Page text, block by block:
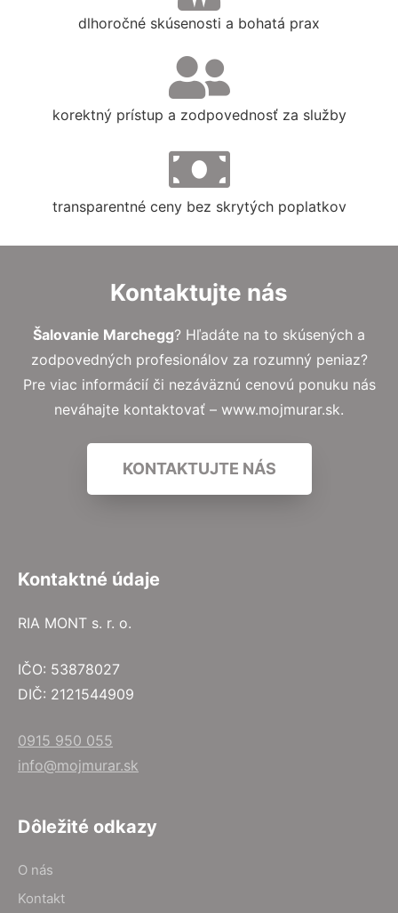
dlhoročné skúsenosti a bohatá prax
korektný prístup a zodpovednosť za služby
transparentné ceny bez skrytých poplatkov
Kontaktujte nás
Šalovanie Marchegg? Hľadáte na to skúsených a
zodpovedných profesionálov za rozumný peniaz?
Pre viac informácií či nezáväznú cenovú ponuku nás
neváhajte kontaktovať – www.mojmurar.sk.
KONTAKTUJTE NÁS
Kontaktné údaje
RIA MONT s. r. o.
IČO: 53878027
DIČ: 2121544909
0915 950 055
info@mojmurar.sk
Dôležité odkazy
O nás
Kontakt